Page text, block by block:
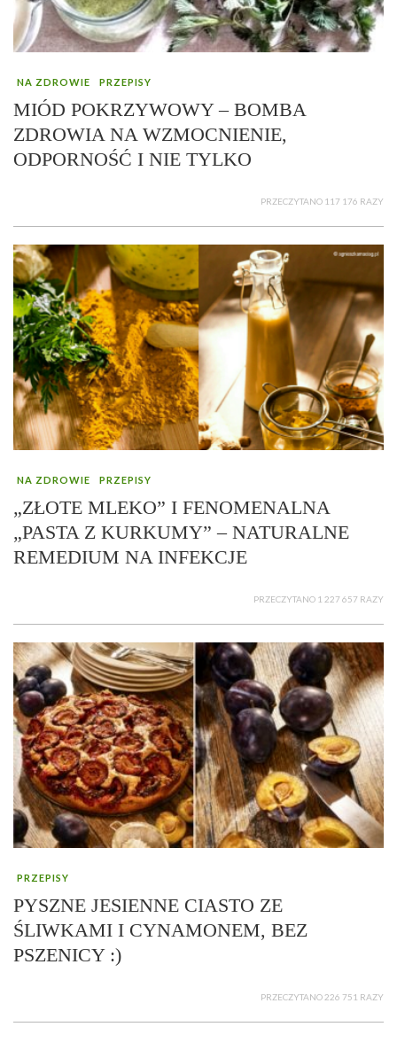
NA ZDROWIE PRZEPISY
MIÓD POKRZYWOWY – BOMBA
ZDROWIA NA WZMOCNIENIE,
ODPORNOŚĆ I NIE TYLKO
PRZECZYTANO 117 176 RAZY
NA ZDROWIE PRZEPISY
„ZŁOTE MLEKO” I FENOMENALNA
„PASTA Z KURKUMY” – NATURALNE
REMEDIUM NA INFEKCJE
PRZECZYTANO 1 227 657 RAZY
PRZEPISY
PYSZNE JESIENNE CIASTO ZE
ŚLIWKAMI I CYNAMONEM, BEZ
PSZENICY :)
PRZECZYTANO 226 751 RAZY